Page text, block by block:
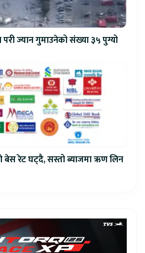
ज्यान गुमाउनेको संख्या ३५ पुग्यो
रेट घट्दै, सस्तो ब्याजमा ऋण लिन